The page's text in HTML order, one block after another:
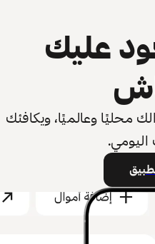
عليك
وعالميًا، ويكافئك
اليومي.